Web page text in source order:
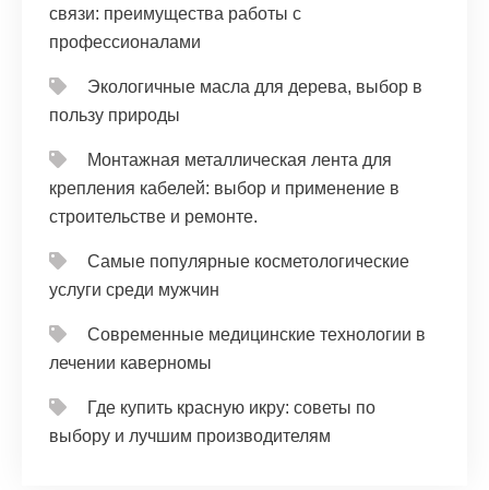
связи: преимущества работы с
профессионалами
Экологичные масла для дерева, выбор в
пользу природы
Монтажная металлическая лента для
крепления кабелей: выбор и применение в
строительстве и ремонте.
Самые популярные косметологические
услуги среди мужчин
Современные медицинские технологии в
лечении каверномы
Где купить красную икру: советы по
выбору и лучшим производителям